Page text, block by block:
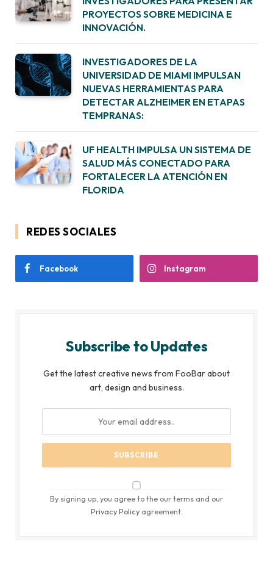
PROYECTOS SOBRE MEDICINA E
INNOVACIÓN.
INVESTIGADORES DE LA
UNIVERSIDAD DE MIAMI IMPULSAN
NUEVAS HERRAMIENTAS PARA
DETECTAR ALZHEIMER EN ETAPAS
TEMPRANAS:
UF HEALTH IMPULSA UN SISTEMA DE
SALUD MÁS CONECTADO PARA
FORTALECER LA ATENCIÓN EN
FLORIDA
REDES SOCIALES
Facebook Instagram
Subscribe to Updates
Get the latest creative news from FooBar about
art, design and business.
By signing up, you agree to the our terms and our
Privacy Policyagreement.